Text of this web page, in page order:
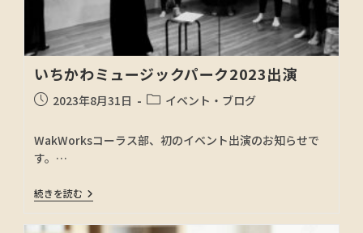
いちかわミュージックパーク2023出演
2023年8月31日 イベント・ブログ
WakWorksコーラス部、初のイベント出演のお知らせで
す。…
続きを読む